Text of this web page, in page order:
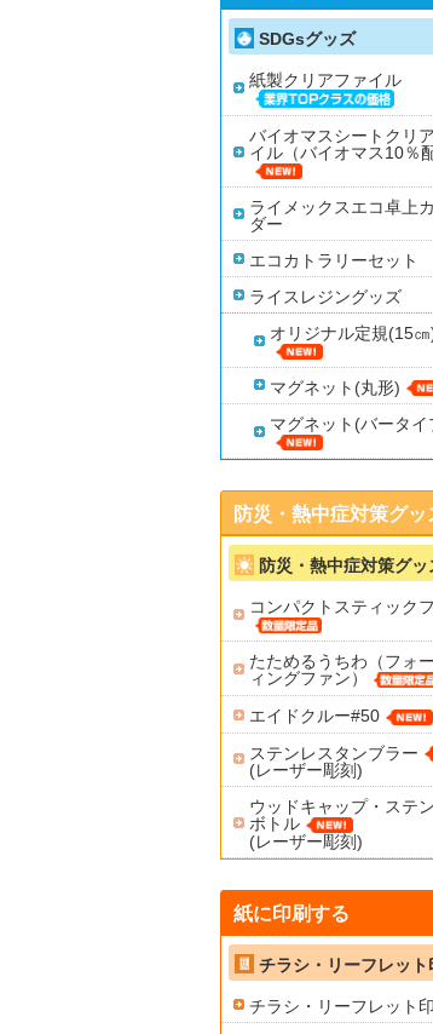
SDGsグッズ
紙製クリアファイル
バイオマスシートクリ
イル（バイオマス10％
ライメックスエコ卓上
ダー
エコカトラリーセット
ライスレジングッズ
オリジナル定規(15㎝
マグネット(丸形)
マグネット(バータイ
防災・熱中症対策グッ
防災・熱中症対策グッ
コンパクトスティック
たためるうちわ（フォ
ィングファン）
エイドクルー#50
ステンレスタンブラー
(レーザー彫刻)
ウッドキャップ・ステ
ボトル
(レーザー彫刻)
紙に印刷する
チラシ・リーフレット
チラシ・リーフレット